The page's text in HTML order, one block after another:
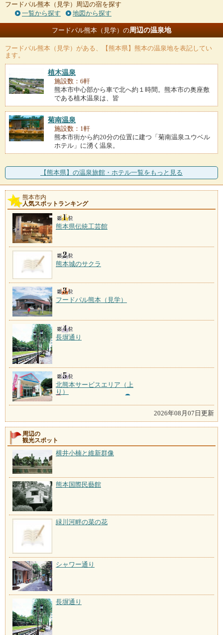
フードパル熊本（見学）周辺の宿を探す
一覧から探す
地図から探す
フードパル熊本（見学）の周辺の温泉地
フードパル熊本（見学） がある、【熊本県】熊本の温泉地を表記してい
ます。
植木温泉
施設数：6軒
熊本市中心部から車で北へ約１時間。熊本市の奥座敷
である植木温泉は、皆
菊南温泉
施設数：1軒
熊本市街から約20分の位置に建つ「菊南温泉ユウベル
ホテル」に湧く温泉。
【熊本県】の温泉旅館・ホテル一覧をもっと見る
熊本市内
人気スポットランキング
熊本県伝統工芸館
熊本城のサクラ
フードパル熊本（見学）
長塀通り
北熊本サービスエリア（上
り）
2026年08月07日更新
周辺の
観光スポット
横井小楠と維新群像
熊本国際民藝館
緑川河畔の菜の花
シャワー通り
長塀通り